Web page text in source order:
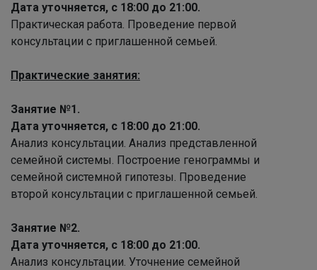
Дата уточняется, с 18:00 до 21:00.
Практическая работа. Проведение первой
консультации с приглашенной семьей.
Практические занятия:
Занятие №1.
Дата уточняется, с 18:00 до 21:00.
Анализ консультации. Анализ представленной
семейной системы. Построение генограммы и
семейной системной гипотезы. Проведение
второй консультации с приглашенной семьей.
Занятие №2.
Дата уточняется, с 18:00 до 21:00.
Анализ консультации. Уточнение семейной